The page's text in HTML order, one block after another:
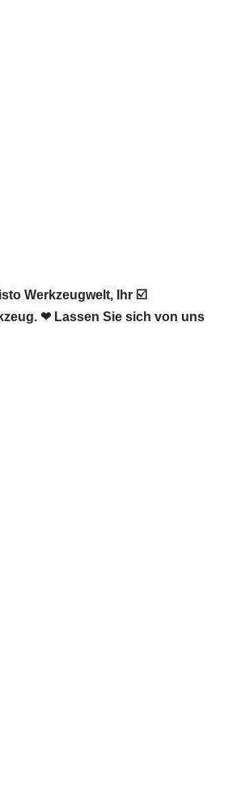
Werkzeugwelt, Ihr ☑️
❤ Lassen Sie sich von uns